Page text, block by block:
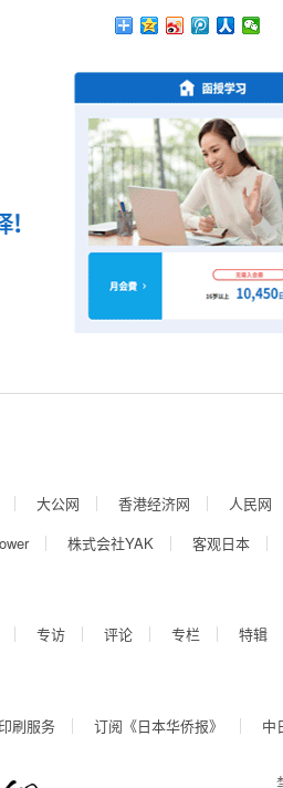
大公网 香港经济网 人民网
株式会社YAK 客观日本
专访 评论 专栏 特辑
印刷服务 订阅《日本华侨报》 中